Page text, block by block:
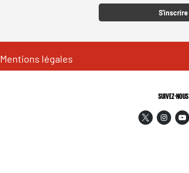
S'inscrire
Mentions légales
SUIVEZ-NOUS